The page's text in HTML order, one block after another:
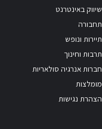
שיווק באינטרנט
תחבורה
תיירות ונופש
תרבות וחינוך
חברות אנרגיה סולאריות
מומלצות
הצהרת נגישות